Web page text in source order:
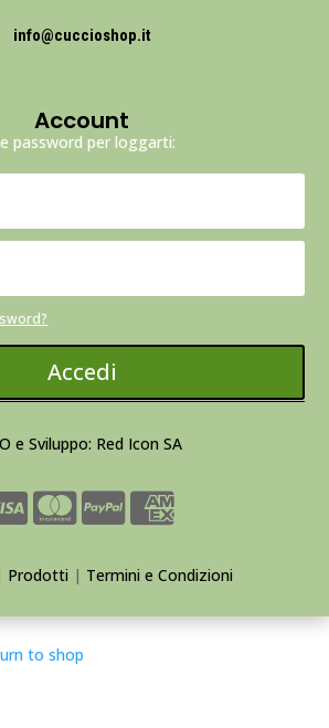
info@cuccioshop.it
Account
password per loggarti:
Accedi
e Sviluppo: Red Icon SA
Prodotti | Termini e Condizioni
to shop